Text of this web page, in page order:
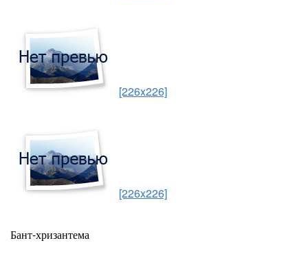
[226x226]
[226x226]
Бант-хризантема